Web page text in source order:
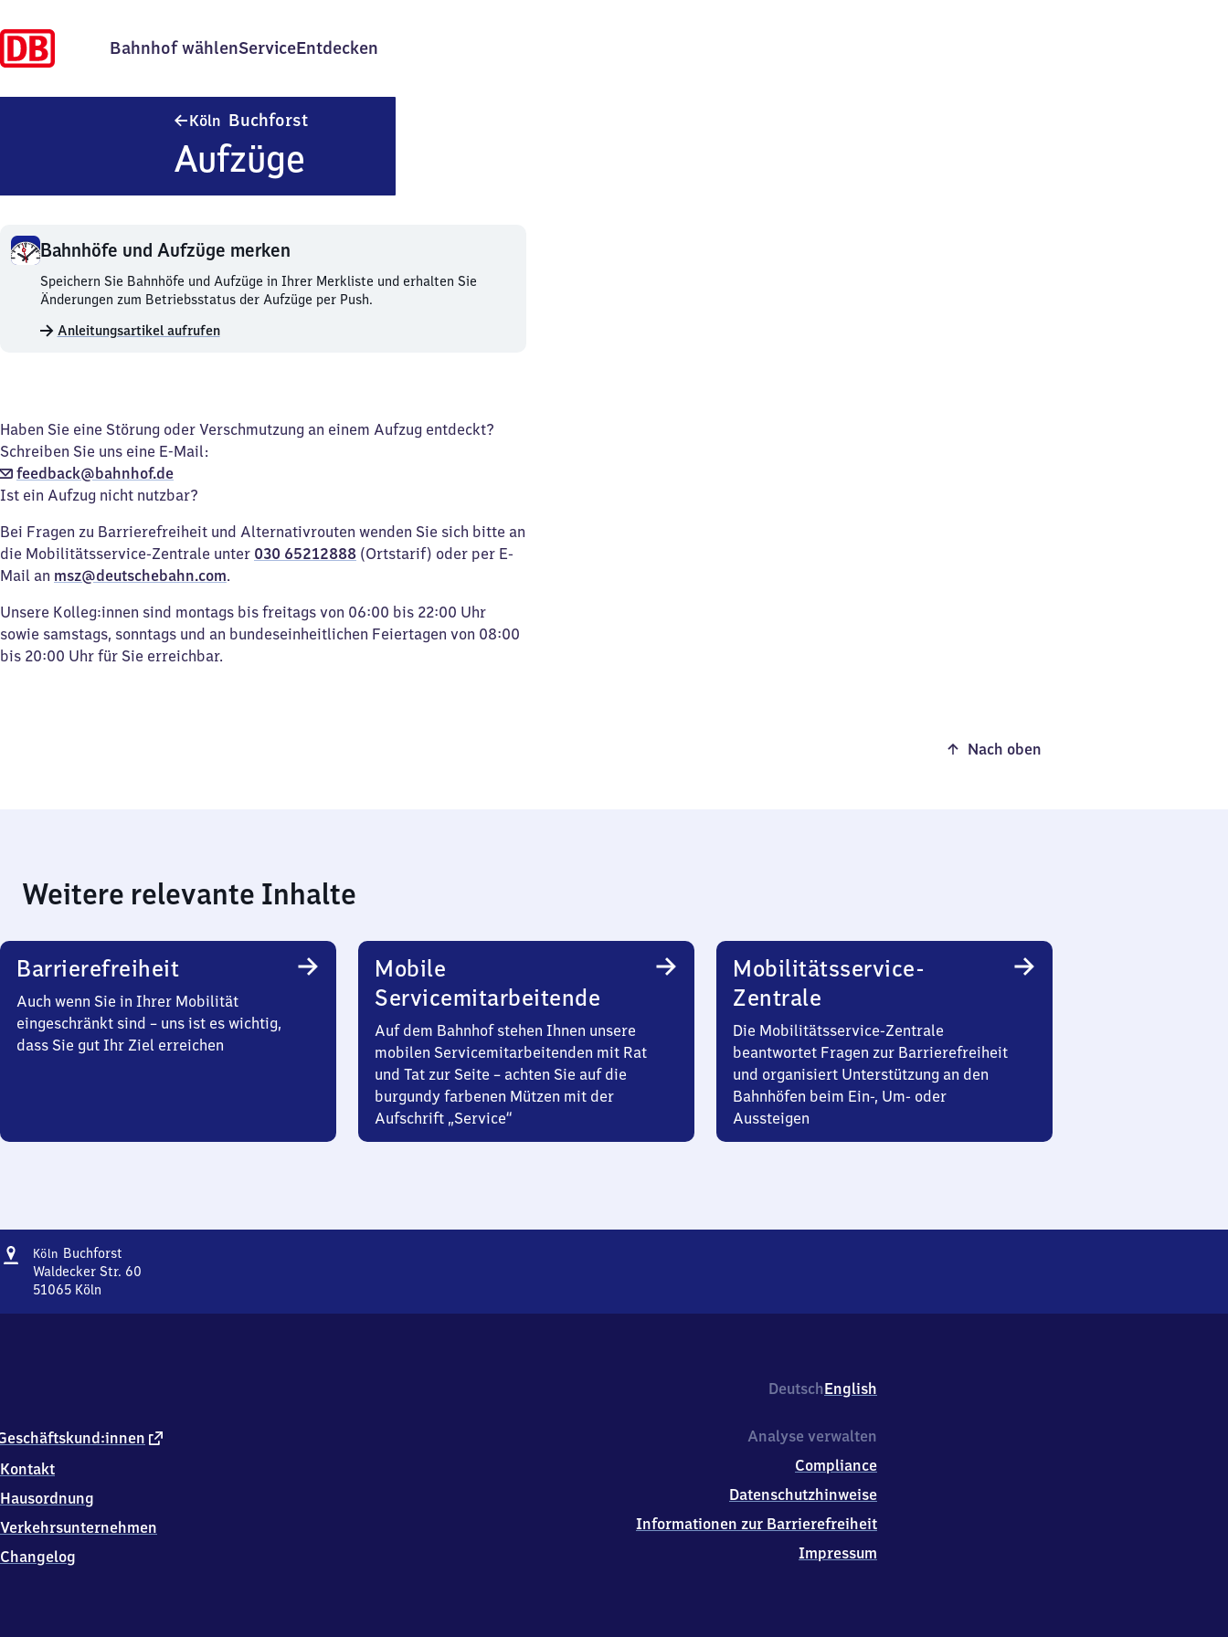
Bahnhof wählenServiceEntdecken
Köln Buchforst
Aufzüge
Bahnhöfe und Aufzüge merken
Bahnhöfe
und
merken.
Speichern Sie Bahnhöfe und Aufzüge in Ihrer Merkliste und erhalten Sie
Änderungen zum Betriebsstatus der Aufzüge per Push.
Anleitungsartikel aufrufen
Haben Sie eine Störung oder Verschmutzung an einem Aufzug entdeckt?
Schreiben Sie uns eine E-Mail:
feedback@bahnhof.de
Ist ein Aufzug nicht nutzbar?
Bei Fragen zu Barrierefreiheit und Alternativrouten wenden Sie sich bitte an
die Mobilitätsservice-Zentrale unter 030 65212888 (Ortstarif) oder per E-
Mail an msz@deutschebahn.com.
Unsere Kolleg:innen sind montags bis freitags von 06:00 bis 22:00 Uhr
sowie samstags, sonntags und an bundeseinheitlichen Feiertagen von 08:00
bis 20:00 Uhr für Sie erreichbar.
Nach oben
Weitere relevante Inhalte
Barrierefreiheit
Auch wenn Sie in Ihrer Mobilität
eingeschränkt sind – uns ist es wichtig,
dass Sie gut Ihr Ziel erreichen
Mobile
Servicemitarbeitende
Auf dem Bahnhof stehen Ihnen unsere
mobilen Servicemitarbeitenden mit Rat
und Tat zur Seite – achten Sie auf die
burgundy farbenen Mützen mit der
Aufschrift „Service“
Mobilitätsservice-
Zentrale
Die Mobilitätsservice-Zentrale
beantwortet Fragen zur Barrierefreiheit
und organisiert Unterstützung an den
Bahnhöfen beim Ein-, Um- oder
Aussteigen
Adresse
Köln Buchforst
Buchforst
Waldecker Str. 60
51065 Köln
0
5
Köln
DeutschEnglish
externer
Kontakt
Hausordnung
Verkehrsunternehmen
Changelog
Analyse verwalten
Compliance
Datenschutzhinweise
Informationen zur Barrierefreiheit
Impressum